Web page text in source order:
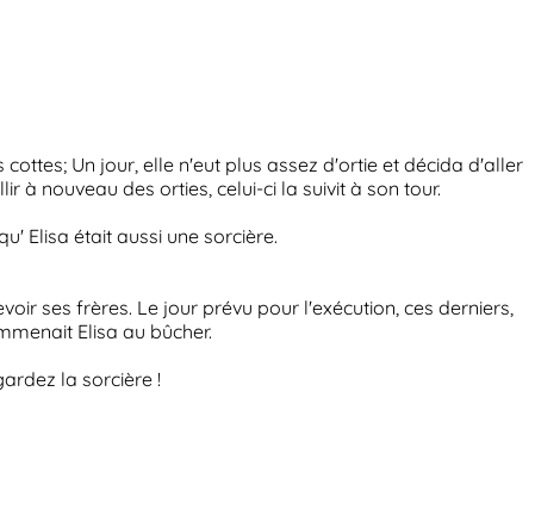
Un jour, elle n'eut plus assez d'ortie et décida d'aller
à nouveau des orties, celui-ci la suivit à son tour.
Elisa était aussi une sorcière.
ses frères. Le jour prévu pour l'exécution, ces derniers,
Elisa au bûcher.
la sorcière !